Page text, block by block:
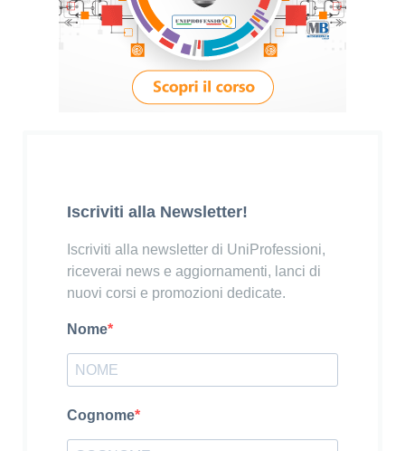
Iscriviti alla Newsletter!
Iscriviti alla newsletter di UniProfessioni,
riceverai news e aggiornamenti, lanci di
nuovi corsi e promozioni dedicate.
Nome
Cognome